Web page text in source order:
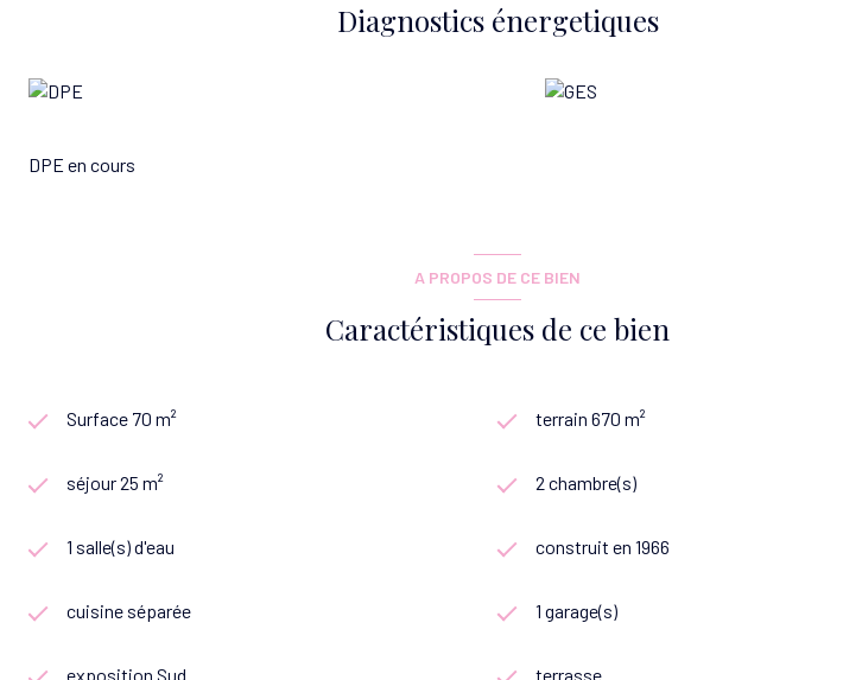
Diagnostics énergetiques
DPE en cours
A PROPOS DE CE BIEN
Caractéristiques de ce bien
Surface 70 m² terrain 670 m²
séjour 25 m² 2 chambre(s)
1 salle(s) d'eau construit en 1966
cuisine séparée 1 garage(s)
exposition Sud terrasse